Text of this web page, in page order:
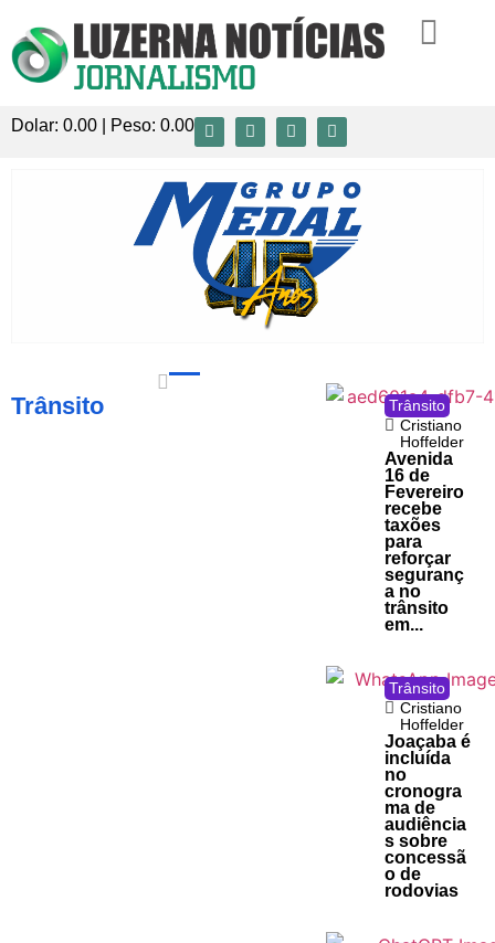
Dolar: 0.00 | Peso: 0.00
Trânsito
Trânsito
Cristiano
Hoffelder
Avenida
16 de
Fevereiro
recebe
taxões
para
reforçar
seguranç
a no
trânsito
em...
Trânsito
Cristiano
Hoffelder
Joaçaba é
incluída
no
cronogra
ma de
audiência
s sobre
concessã
o de
rodovias